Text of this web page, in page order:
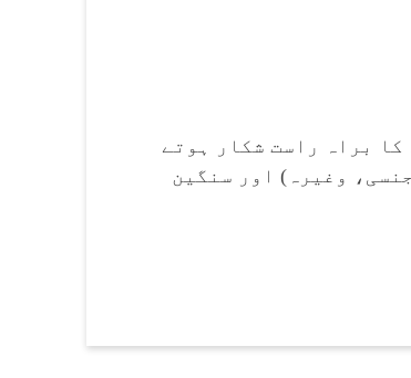
براہ راست شکار ہوتے
وغیرہ) اور سنگین